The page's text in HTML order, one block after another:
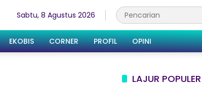
Sabtu, 8 Agustus 2026
EKOBIS CORNER PROFIL OPINI
LAJUR POPULER